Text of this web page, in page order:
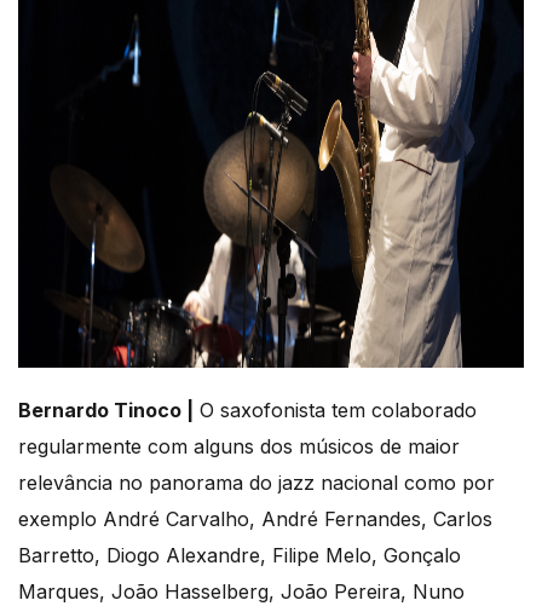
Bernardo Tinoco |
O saxofonista tem colaborado
regularmente com alguns dos músicos de maior
relevância no panorama do jazz nacional como por
exemplo André Carvalho, André Fernandes, Carlos
Barretto, Diogo Alexandre, Filipe Melo, Gonçalo
Marques, João Hasselberg, João Pereira, Nuno